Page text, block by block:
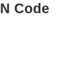
Code